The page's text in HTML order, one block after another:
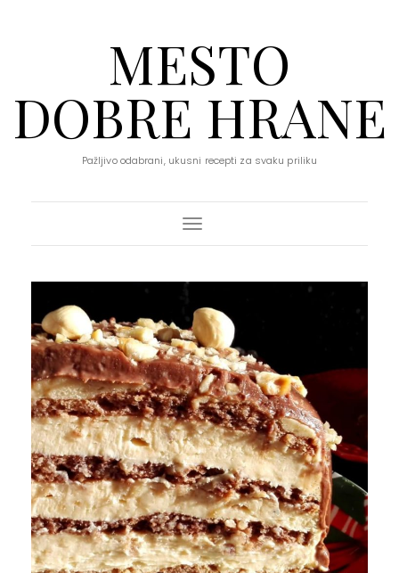
MESTO
DOBRE HRANE
Pažljivo odabrani, ukusni recepti za svaku priliku
Toggle Navigation